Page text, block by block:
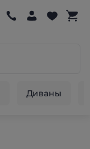
Диваны